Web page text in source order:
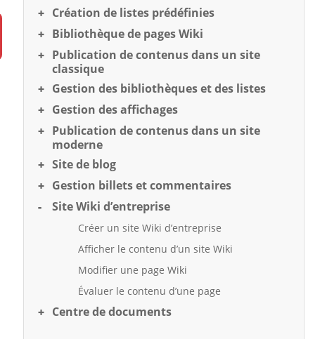
Création de listes prédéfinies
Bibliothèque de pages Wiki
Publication de contenus dans un site
classique
Gestion des bibliothèques et des listes
Gestion des affichages
Publication de contenus dans un site
moderne
Site de blog
Gestion billets et commentaires
Site Wiki d’entreprise
Créer un site Wiki d’entreprise
Afficher le contenu d’un site Wiki
Modifier une page Wiki
Évaluer le contenu d’une page
Centre de documents